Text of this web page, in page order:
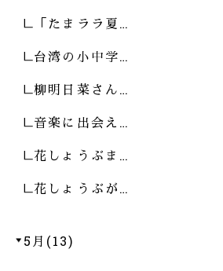
「たまララ夏…
台湾の小中学…
柳明日菜さん…
音楽に出会え…
花しょうぶま…
花しょうぶが…
5月(13)